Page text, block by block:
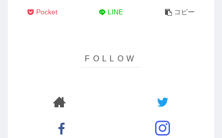
Pocket LINE コピー